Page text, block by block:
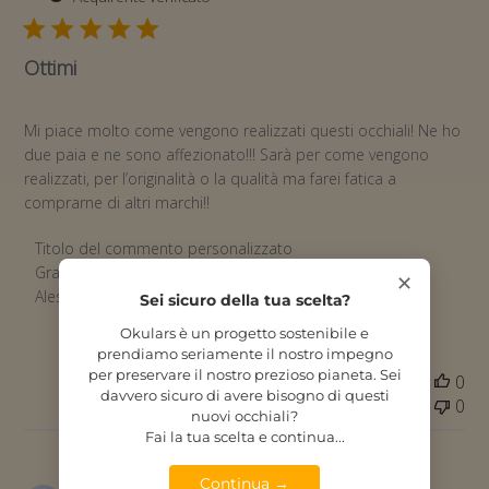
Ottimi
Mi piace molto come vengono realizzati questi occhiali! Ne ho
due paia e ne sono affezionato!!! Sarà per come vengono
realizzati, per l’originalità o la qualità ma farei fatica a
comprarne di altri marchi!!
Commenti del proprietario del negozio sulla recensione
Titolo del commento personalizzato
Grazie mille per la tua recensione e per la tua fedeltà
Alessandro :)
Questa recensione è stata utile?
0
0
✕
Sei sicuro della tua scelta?
Okulars è un progetto sostenibile e
prendiamo seriamente il nostro impegno
per preservare il nostro prezioso pianeta. Sei
davvero sicuro di avere bisogno di questi
nuovi occhiali?
Fai la tua scelta e continua...
Continua →